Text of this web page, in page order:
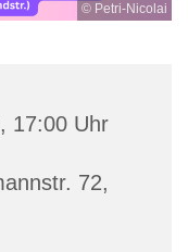
© Petri-Nicolai
17:00 Uhr
72,